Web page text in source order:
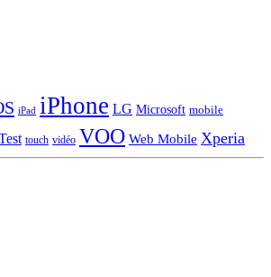
iPad iPhone LG Microsoft mobile
touch vidéo VOO Web Mobile Xperia